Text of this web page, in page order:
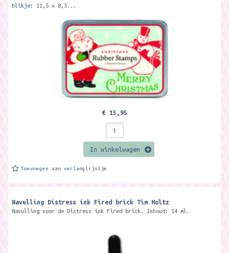
blikje: 11,5 x 8,5...
€ 15,95
In winkelwagen
Toevoegen aan verlanglijstje
Navulling Distress ink Fired brick Tim Holtz
Navulling voor de Distress ink Fired brick. Inhoud: 14 ml.